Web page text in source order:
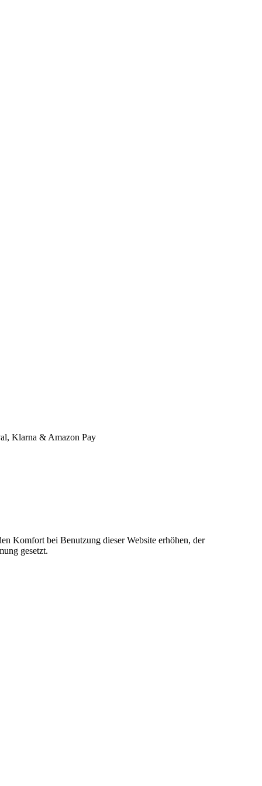
Klarna & Amazon Pay
Komfort bei Benutzung dieser Website erhöhen, der
gesetzt.